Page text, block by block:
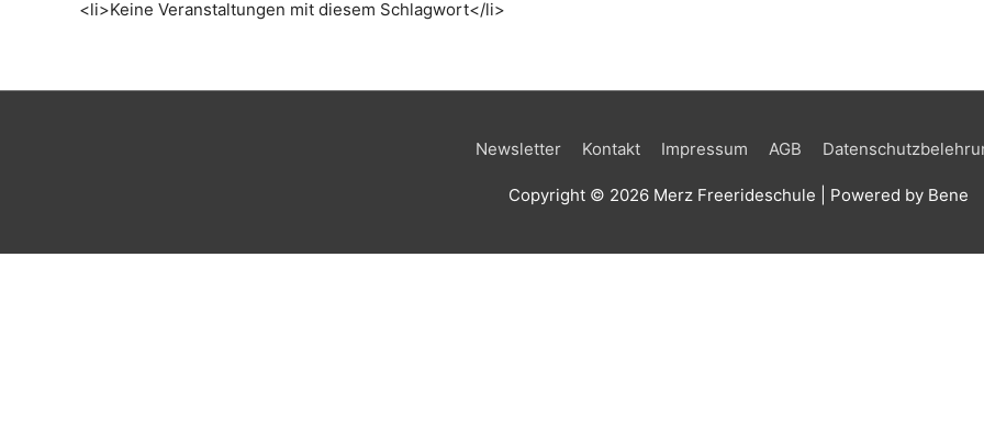
<li>Keine Veranstaltungen mit diesem Schlagwort</li>
Newsletter Kontakt Impressum AGB
Copyright © 2026 Merz Freerideschule | Powered by Bene